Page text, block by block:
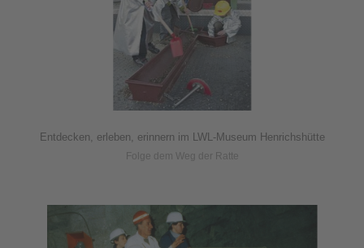
Entdecken, erleben, erinnern im LWL-Museum Henrichshütte
Folge dem Weg der Ratte